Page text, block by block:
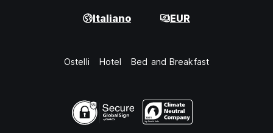
Italiano EUR
Ostelli Hotel Bed and Breakfast